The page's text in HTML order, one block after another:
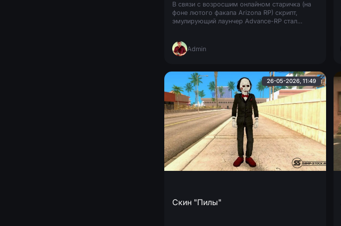
В связи с возросшим онлайном старичка (на
фоне лютого факапа Arizona RP) скрипт,
эмулирующий лаунчер Advance-RP стал
Admin
26-05-2026, 11:49
Скин "Пилы"